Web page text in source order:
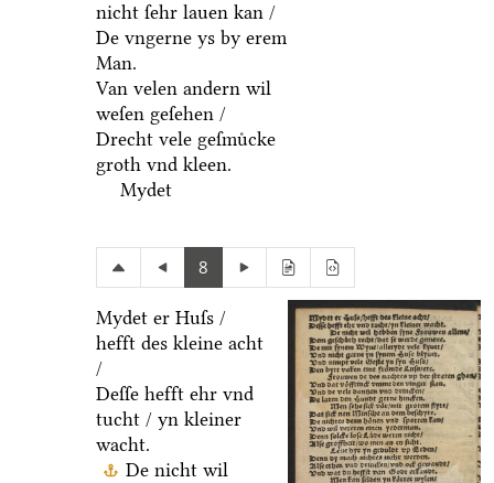
nicht ſehr lauen kan /
De vngerne ys by erem
Man.
Van velen andern wil
weſen geſehen /
Drecht vele geſmuͤcke
groth vnd kleen.
Mydet
8
Mydet er Huſs /
hefft des kleine acht
/
Deſſe hefft ehr vnd
tucht / yn kleiner
wacht.
De nicht wil